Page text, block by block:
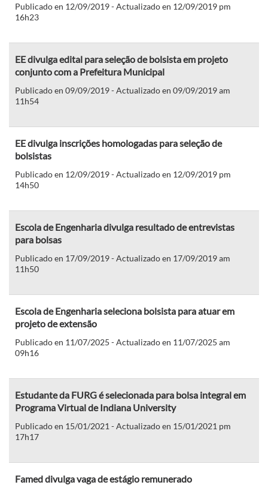
Publicado en 12/09/2019 - Actualizado en 12/09/2019 pm
16h23
EE divulga edital para seleção de bolsista em projeto
conjunto com a Prefeitura Municipal
Publicado en 09/09/2019 - Actualizado en 09/09/2019 am
11h54
EE divulga inscrições homologadas para seleção de
bolsistas
Publicado en 12/09/2019 - Actualizado en 12/09/2019 pm
14h50
Escola de Engenharia divulga resultado de entrevistas
para bolsas
Publicado en 17/09/2019 - Actualizado en 17/09/2019 am
11h50
Escola de Engenharia seleciona bolsista para atuar em
projeto de extensão
Publicado en 11/07/2025 - Actualizado en 11/07/2025 am
09h16
Estudante da FURG é selecionada para bolsa integral em
Programa Virtual de Indiana University
Publicado en 15/01/2021 - Actualizado en 15/01/2021 pm
17h17
Famed divulga vaga de estágio remunerado